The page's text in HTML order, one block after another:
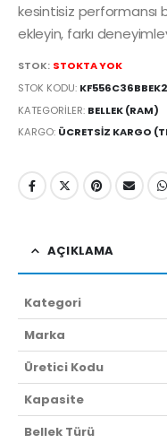
kesintisiz performansı
ekleyin, farkı
STOK: STOKTA YOK
STOK KODU:
KATEGORILER: BELLEK (RAM)
KARGO: ÜCRETSIZ KARGO
AÇIKLAMA
Kategori
Marka
Üretici Kodu
Kapasite
Bellek Türü